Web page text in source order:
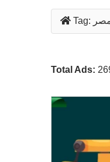
Tag:
Total Ads: